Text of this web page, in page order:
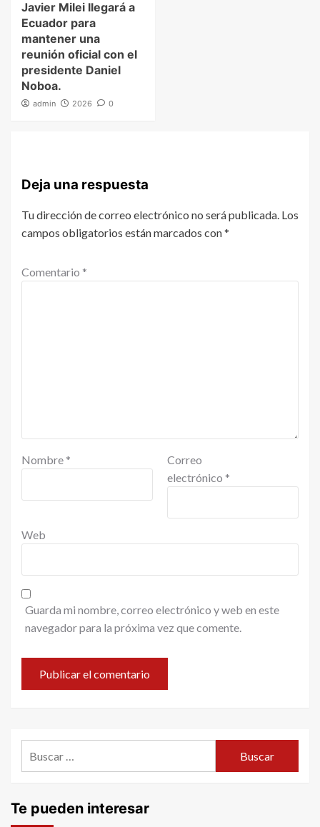
Javier Milei llegará a
Ecuador para
mantener una
reunión oficial con el
presidente Daniel
Noboa.
admin 2026 0
Deja una respuesta
Tu dirección de correo electrónico no será publicada. Los
campos obligatorios están marcados con*
Comentario *
Nombre *
Correo
electrónico *
Web
Guarda mi nombre, correo electrónico y web en este
navegador para la próxima vez que comente.
Te pueden interesar